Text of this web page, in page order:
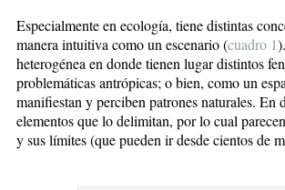
Especialmente en ecología, tiene distintas
manera intuitiva como un escenario (cuadro 1
heterogénea en donde tienen lugar distintos
problemáticas antrópicas; o bien, como un
manifiestan y perciben patrones naturales.
elementos que lo delimitan, por lo cual
y sus límites (que pueden ir desde cientos de